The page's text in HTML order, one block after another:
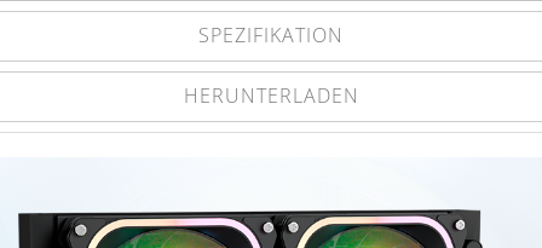
SPEZIFIKATION
HERUNTERLADEN